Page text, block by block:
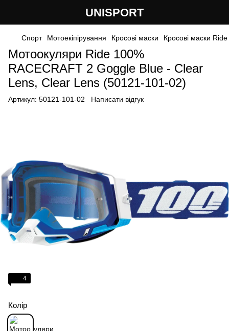
UNISPORT
Спорт Мотоекіпірування Кросові маски Кросові маски
Мотоокуляри Ride 100%
RACECRAFT 2 Goggle Blue - Clear
Lens, Clear Lens (50121-101-02)
Артикул: 50121-101-02 Написати відгук
4
Колір